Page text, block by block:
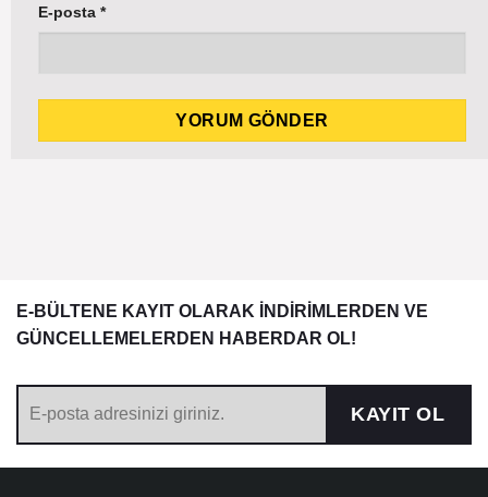
E-posta *
E-BÜLTENE KAYIT OLARAK İNDİRİMLERDEN VE
GÜNCELLEMELERDEN HABERDAR OL!
KAYIT OL